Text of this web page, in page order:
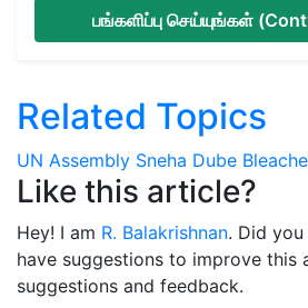
பங்களிப்பு செய்யுங்கள்
Related Topics
UN Assembly Sneha Dube
Like this article?
Hey! I am R. Balakrishnan. Did
have suggestions to improve this
suggestions and feedback.